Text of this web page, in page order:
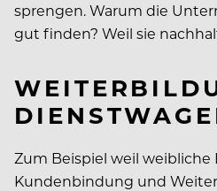
sprengen. Warum die
gut finden? Weil sie
Zum Beispiel weil
Kundenbindung und